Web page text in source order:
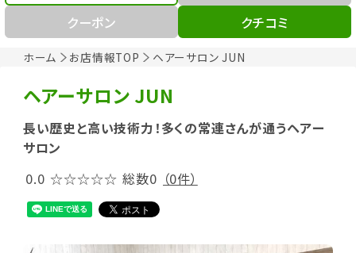
ホーム お店情報TOP ヘアーサロン JUN
クーポン
クチコミ
ヘアーサロン JUN
長い歴史と高い技術力！多くの常連さんが通うヘアー
サロン
0.0 ☆☆☆☆☆ 総数0 （0件）